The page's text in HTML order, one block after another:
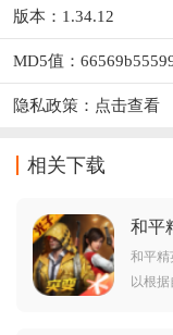
版本：1.34.12
MD5值：
隐私政策： 点击查看
相关下载
和平
和平精
以根据